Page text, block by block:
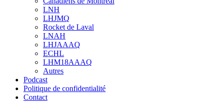
sub
menu
LNH
LHJMQ
Rocket de Laval
LNAH
LHJAAAQ
ECHL
LHM18AAAQ
Autres
Podcast
Politique de confidentialité
Contact